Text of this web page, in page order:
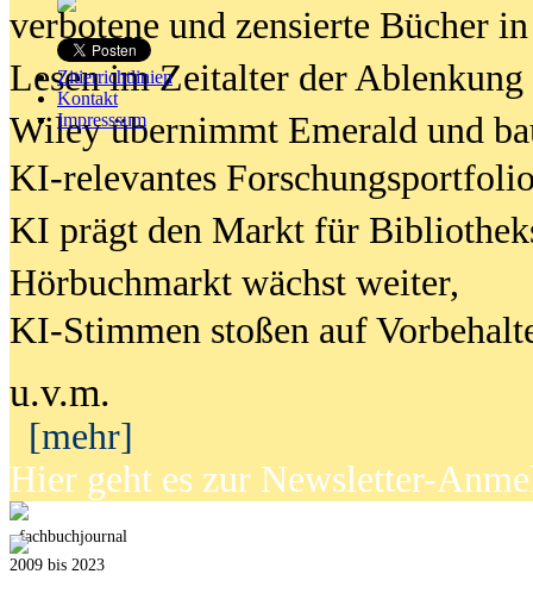
Zitierrichtlinien
Kontakt
Impresssum
verbotene und zensierte Bücher
Lesen im Zeitalter der Ablenkung
Wiley übernimmt Emerald und
KI-relevantes
KI prägt den Markt für
Hörbuchmarkt wächst weiter,
KI-Stimmen stoßen auf
u.v.m.
[mehr]
Hier geht es zur Newsletter-
fachbuchjournal
2009 bis 2023